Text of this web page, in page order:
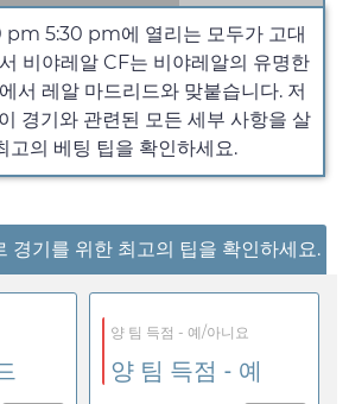
pm 5:30 pm에 열리는 모두가 고대
비야레알 CF는 비야레알의 유명한
서 레알 마드리드와 맞붙습니다. 저
경기와 관련된 모든 세부 사항을 살
고의 베팅 팁을 확인하세요.
경기를 위한 최고의 팁을 확인하세요.
양 팀 득점 - 예/아니요
양 팀 득점 - 예